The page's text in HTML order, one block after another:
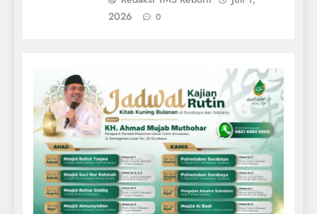
2026
0